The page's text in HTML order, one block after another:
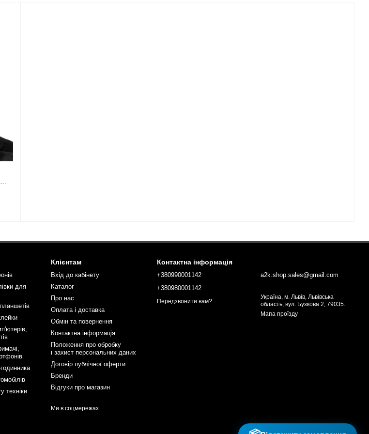
для
техніки
Клієнтам
Вхід до кабінету
Каталог
Про нас
Оплата і доставка
Обмін та повернення
Контактна інформація
Положення про обробку
і захист персональних даних
Договір публічної оферти
Бренди
Відгуки про магазин
Ми в соцмережах
Контактна інформація
+380990001142
+380980001142
Передзвонити вам?
a2k.shop.sales@gmail.com
Україна, м. Львів, Львівська
область, вул. Бузкова 2, 79035.
Мапа проїзду